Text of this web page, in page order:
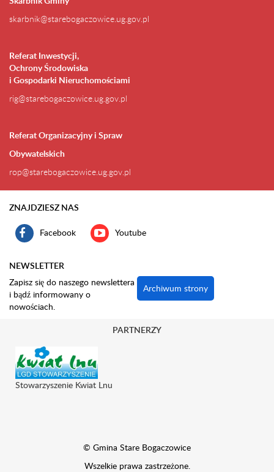
skarbnik@starebogaczowice.ug.gov.pl
Referat Inwestycji,
Ochrony Środowiska
i Gospodarki Nieruchomościami
rig@starebogaczowice.ug.gov.pl
Referat Organizacyjny i Spraw
Obywatelskich
rop@starebogaczowice.ug.gov.pl
ZNAJDZIESZ NAS
Facebook Youtube
NEWSLETTER
Zapisz się do naszego newslettera
i bądź informowany o
nowościach.
Archiwum strony
© Gmina Stare Bogaczowice
Wszelkie prawa zastrzeżone.
PARTNERZY
Stowarzyszenie Kwiat Lnu